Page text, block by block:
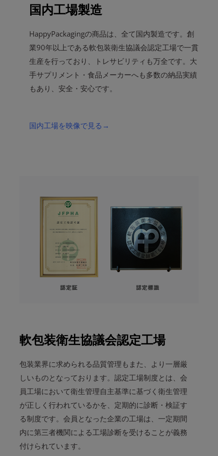
国内工場製造
HappyPackagingの商品は、全て国内製造です。創
業90年以上である軟包装衛生協議会認定工場で一貫
生産を行っており、トレサビリティも万全です。大
手サプリメント・食品メーカーへも多数の納品実績
もあり、安全・安心です。
国内工場を映像で見る→
軟包装衛生協議会認定工場
包装業界に求められる品質管理もまた、より一層厳
しいものとなっております。認定工場制度とは、会
員工場において衛生管理自主基準に基づく衛生管理
が正しく行われているかを、定期的に診断・検証す
る制度です。会員となった企業の工場は、一定期間
内に第三者機関による工場診断を受けることが義務
付けられています。